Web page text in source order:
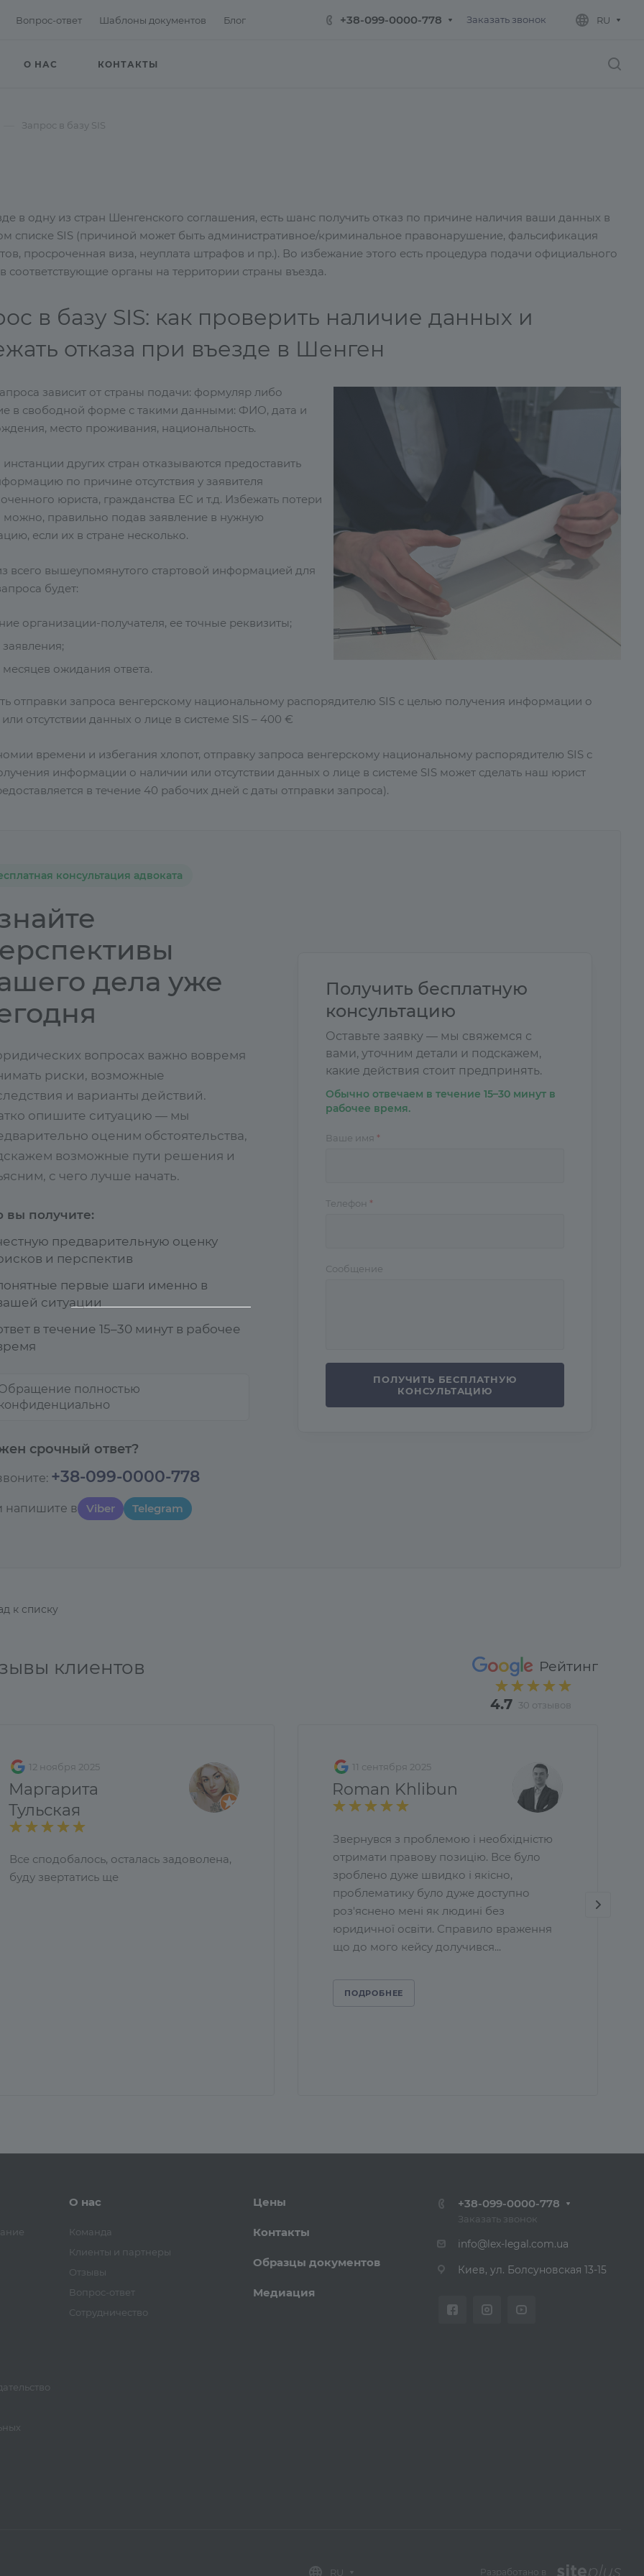
Вопрос-ответ Шаблоны документов Блог +38-099-0000-778 Заказать звонок RU
О НАС КОНТАКТЫ
Запрос в базу SIS
в одну из стран Шенгенского соглашения, есть шанс получить отказ по причине наличия ваши данных в
списке SIS (причиной может быть административное/криминальное правонарушение, фальсификация
просроченная виза, неуплата штрафов и пр.). Во избежание этого есть процедура подачи официального
соответствующие органы на территории страны въезда.
в базу SIS: как проверить наличие данных и
отказа при въезде в Шенген
зависит от страны подачи: формуляр либо
в свободной форме с такими данными: ФИО, дата и
место проживания, национальность.
других стран отказываются предоставить
по причине отсутствия у заявителя
юриста, гражданства ЕС и т.д. Избежать потери
правильно подав заявление в нужную
если их в стране несколько.
всего вышеупомянутого стартовой информацией для
будет:
организации-получателя, ее точные реквизиты;
месяцев ожидания ответа.
отправки запроса венгерскому национальному распорядителю SIS с целью получения информации о
отсутствии данных о лице в системе SIS – 400 €
времени и избегания хлопот, отправку запроса венгерскому национальному распорядителю SIS с
информации о наличии или отсутствии данных о лице в системе SIS может сделать наш юрист
в течение 40 рабочих дней с даты отправки запроса).
консультация адвоката
дела уже
вопросах важно вовремя
риски, возможные
и варианты действий.
опишите ситуацию — мы
оценим обстоятельства,
возможные пути решения и
с чего лучше начать.
вы получите:
предварительную оценку
и перспектив
первые шаги именно в
ситуации
в течение 15–30 минут в рабочее
полностью
срочный ответ?
+38-099-0000-778
напишите в Viber Telegram
Получить бесплатную
консультацию
Оставьте заявку — мы свяжемся с
вами, уточним детали и подскажем,
какие действия стоит предпринять.
Обычно отвечаем в течение 15–30 минут в
рабочее время.
Ваше имя *
Телефон *
Сообщение
к списку
Рейтинг
4.7 30 отзывов
клиентов
12 ноября 2025
Маргарита
Тульская
Все сподобалось, осталась задоволена,
буду звертатись ще
11 сентября 2025
Roman Khlibun
Звернувся з проблемою і необхідністю
отримати правову позицію. Все було
зроблено дуже швидко і якісно,
проблематику було дуже доступно
роз'яснено мені як людині без
юридичної освіти. Справило враження
що до мого кейсу долучився...
ПОДРОБНЕЕ
О нас
Команда
Клиенты и партнеры
Отзывы
Вопрос-ответ
Сотрудничество
Цены
Контакты
Образцы документов
Медиация
+38-099-0000-778
Заказать звонок
info@lex-legal.com.ua
Киев, ул. Болсуновская 13-15
RU Разработано в